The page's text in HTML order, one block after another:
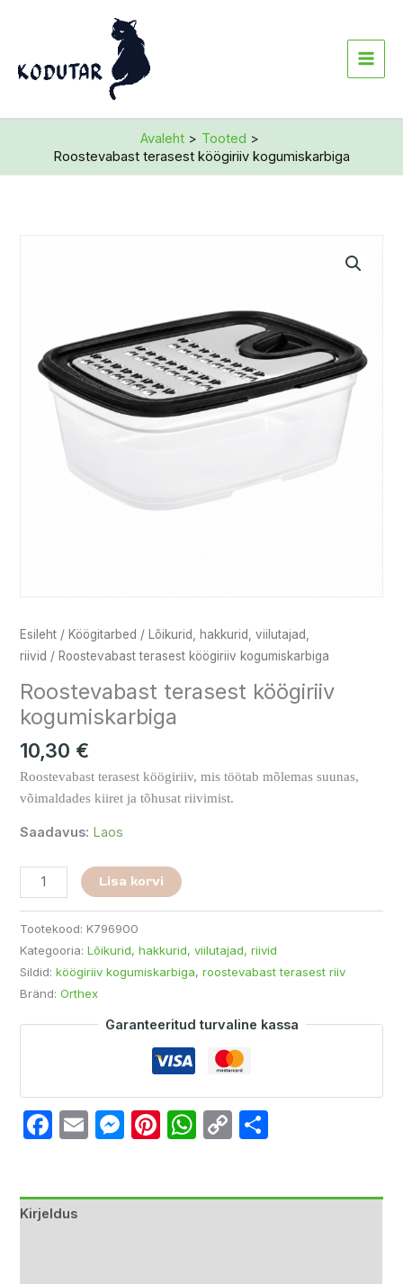
Avaleht
Tooted
Roostevabast terasest köögiriiv kogumiskarbiga
Esileht / Köögitarbed / Lõikurid, hakkurid, viilutajad,
riivid / Roostevabast terasest köögiriiv kogumiskarbiga
Roostevabast terasest köögiriiv
kogumiskarbiga
10,30 €
Roostevabast terasest köögiriiv, mis töötab mõlemas suunas,
võimaldades kiiret ja tõhusat riivimist.
Saadavus: Laos
Lisa korvi
Tootekood: K796900
Kategooria:Lõikurid, hakkurid, viilutajad, riivid
Sildid:köögiriiv kogumiskarbiga,roostevabast terasest riiv
Bränd:Orthex
Garanteeritud turvaline kassa
Facebook
EmailMessenger
Pinterest
WhatsApp
Copy
Kirjeldus